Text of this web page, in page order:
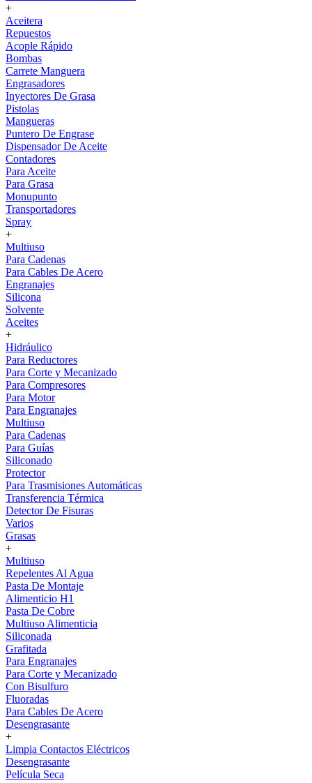
+
Aceitera
Repuestos
Acople Rápido
Bombas
Carrete Manguera
Engrasadores
Inyectores De Grasa
Pistolas
Mangueras
Puntero De Engrase
Dispensador De Aceite
Contadores
Para Aceite
Para Grasa
Monupunto
Transportadores
Spray
+
Multiuso
Para Cadenas
Para Cables De Acero
Engranajes
Silicona
Solvente
Aceites
+
Hidráulico
Para Reductores
Para Corte y Mecanizado
Para Compresores
Para Motor
Para Engranajes
Multiuso
Para Cadenas
Para Guías
Siliconado
Protector
Para Trasmisiones Automáticas
Transferencia Térmica
Detector De Fisuras
Varios
Grasas
+
Multiuso
Repelentes Al Agua
Pasta De Montaje
Alimenticio H1
Pasta De Cobre
Multiuso Alimenticia
Siliconada
Grafitada
Para Engranajes
Para Corte y Mecanizado
Con Bisulfuro
Fluoradas
Para Cables De Acero
Desengrasante
+
Limpia Contactos Eléctricos
Desengrasante
Película Seca